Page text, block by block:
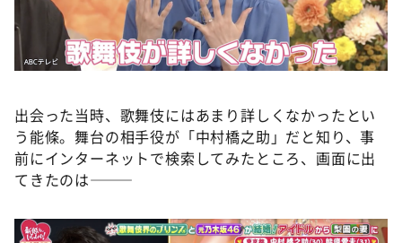
出会った当時、歌舞伎にはあまり詳しくなかったとい
う能條。舞台の相手役が「中村橋之助」だと知り、事
前にインターネットで検索してみたところ、画面に出
てきたのは———